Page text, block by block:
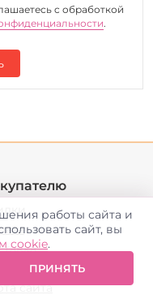
c обработкой
.
ответ
сайта
работы сайта и
сайт, вы
cookie.
ПРИНЯТЬ